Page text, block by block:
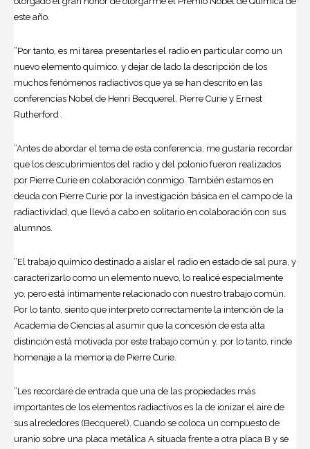
este año.
”Por tanto, es mi tarea presentarles el radio en particular como un
nuevo elemento químico, y dejar de lado la descripción de los
muchos fenómenos radiactivos que ya se han descrito en las
conferencias Nobel de Henri Becquerel, Pierre Curie y Ernest
Rutherford .
”Antes de abordar el tema de esta conferencia, me gustaría recordar
que los descubrimientos del radio y del polonio fueron realizados
por Pierre Curie en colaboración conmigo. También estamos en
deuda con Pierre Curie por la investigación básica en el campo de la
radiactividad, que llevó a cabo en solitario en colaboración con sus
alumnos.
”El trabajo químico destinado a aislar el radio en estado de sal pura, y
caracterizarlo como un elemento nuevo, lo realicé especialmente
yo, pero está íntimamente relacionado con nuestro trabajo común.
Por lo tanto, siento que interpreto correctamente la intención de la
Academia de Ciencias al asumir que la concesión de esta alta
distinción está motivada por este trabajo común y, por lo tanto, rinde
homenaje a la memoria de Pierre Curie.
”Les recordaré de entrada que una de las propiedades más
importantes de los elementos radiactivos es la de ionizar el aire de
sus alrededores (Becquerel). Cuando se coloca un compuesto de
uranio sobre una placa metálica A situada frente a otra placa B y se